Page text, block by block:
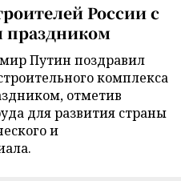
России с
Путин поздравил
комплекса
отметив
для развития страны
и